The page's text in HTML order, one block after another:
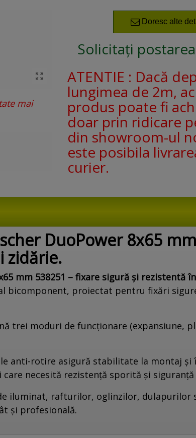
mai
Doresc alte
Solicitați postarea
ATENTIE : Dacă
lungimea de 2m,
produs poate fi
doar prin ridicare
din showroom-ul
este posibila
curier.
DuoPower 8x65
zidărie.
mm 538251 – fixare sigură și rezistentă
bicomponent, proiectat pentru fixări
trei moduri de funcționare (expansiune,
anti-rotire asigură stabilitate la montaj și
necesită rezistență sporită și
iluminat, rafturilor, oglinzilor, dulapurilor
și profesională.